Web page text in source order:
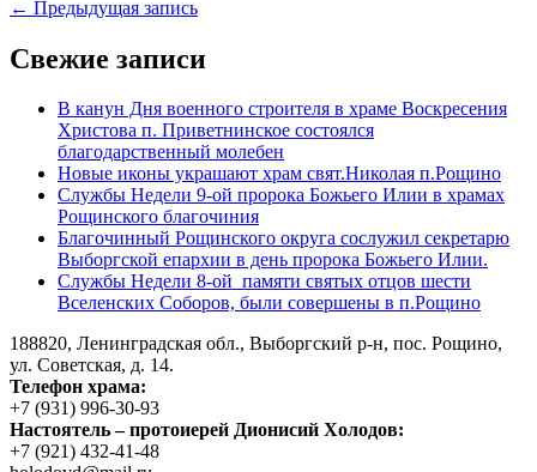
← Предыдущая запись
Свежие записи
В канун Дня военного строителя в храме Воскресения
Христова п. Приветнинское состоялся
благодарственный молебен
Новые иконы украшают храм свят.Николая п.Рощино
Службы Недели 9-ой пророка Божьего Илии в храмах
Рощинского благочиния
Благочинный Рощинского округа сослужил секретарю
Выборгской епархии в день пророка Божьего Илии.
Службы Недели 8-ой памяти святых отцов шести
Вселенских Соборов, были совершены в п.Рощино
188820, Ленинградская обл., Выборгский р-н, пос. Рощино,
ул. Советская, д. 14.
Телефон храма:
+7 (931) 996-30-93
Настоятель – протоиерей Дионисий Холодов:
+7 (921) 432-41-48